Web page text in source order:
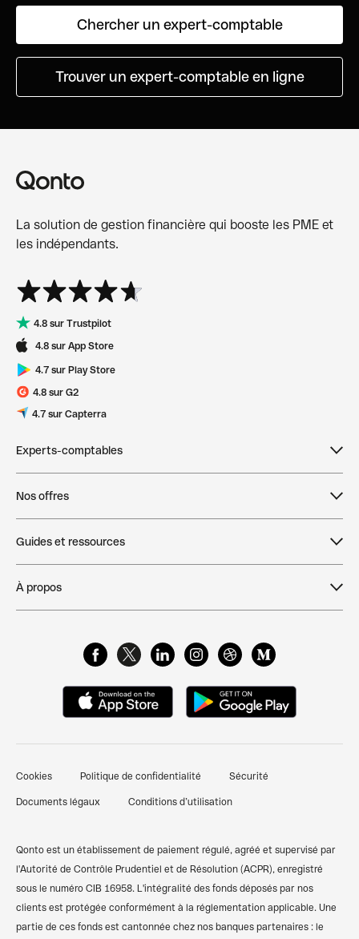
Chercher un expert-comptable
Trouver un expert-comptable en ligne
La solution de gestion financière qui booste les PME et
les indépendants.
4.8 sur Trustpilot
4.8 sur App Store
4.7 sur Play Store
4.8 sur G2
4.7 sur Capterra
Experts-comptables
comptables
Dougs
Acasi
Nos offres
Création d'entreprise
Cartes Business
Gestion des dépenses pro
Pré-comptabilité simplifiée
Financements et prêts
Compte pro auto-entrepreneur
Compte pro SASU
Guides et ressources
Centre de ressources
Attestation de dépôt de capital
Comparer les banques pro
Qonto vs Shine
Codes BIC/SWIFT
Calculateur de TVA
À propos
FAQ & Support client
Qonto Avis
Nous contacter
Témoignages clients
Finpal - Notre communauté finance
Recommander Qonto
Plan du site
Cookies Politique de confidentialité Sécurité
Documents légaux Conditions d’utilisation
Qonto est un établissement de paiement régulé, agréé et supervisé par
l'Autorité de Contrôle Prudentiel et de Résolution (ACPR), enregistré
sous le numéro CIB 16958. L'intégralité des fonds déposés par nos
clients est protégée conformément à la réglementation applicable. Une
partie de ces fonds est cantonnée chez nos banques partenaires : le